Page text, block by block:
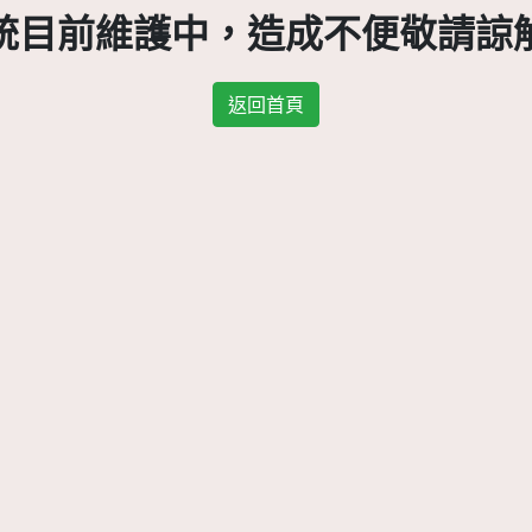
目前維護中，造成不便敬請諒
返回首頁